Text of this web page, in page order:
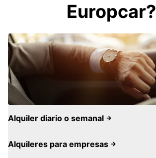
Europcar?
Alquiler diario o semanal
Alquileres para empresas